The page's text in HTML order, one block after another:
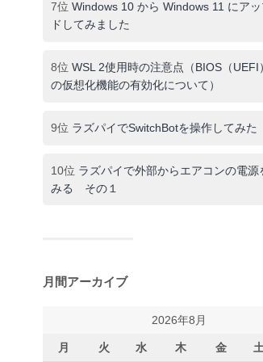
7位 Windows 10 から Windows 11 にア
ドしてみました
8位 WSL 2使用時の注意点（BIOS（UEFI
の仮想化機能の有効化について）
9位 ラズパイでSwitchBotを操作してみた
10位 ラズパイで外部からエアコンの電源
みる その１
月間アーカイブ
2026年8月
月 火 水 木 金 土